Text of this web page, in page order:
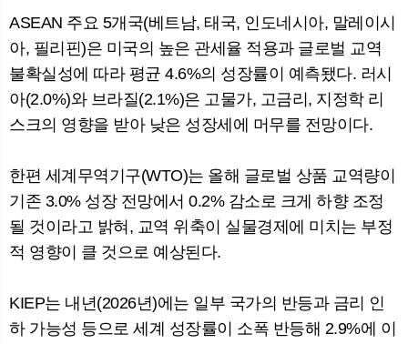
ASEAN 주요 5개국(베트남, 태국, 인도네시아, 말레이시
아, 필리핀)은 미국의 높은 관세율 적용과 글로벌 교역
불확실성에 따라 평균 4.6%의 성장률이 예측됐다. 러시
아(2.0%)와 브라질(2.1%)은 고물가, 고금리, 지정학 리
스크의 영향을 받아 낮은 성장세에 머무를 전망이다.
한편 세계무역기구(WTO)는 올해 글로벌 상품 교역량이
기존 3.0% 성장 전망에서 0.2% 감소로 크게 하향 조정
될 것이라고 밝혀, 교역 위축이 실물경제에 미치는 부정
적 영향이 클 것으로 예상된다.
KIEP는 내년(2026년)에는 일부 국가의 반등과 금리 인
하 가능성 등으로 세계 성장률이 소폭 반등해 2.9%에 이